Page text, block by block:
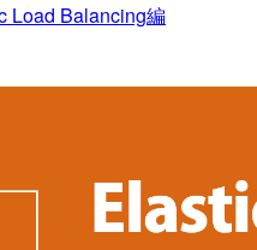
Load Balancing編